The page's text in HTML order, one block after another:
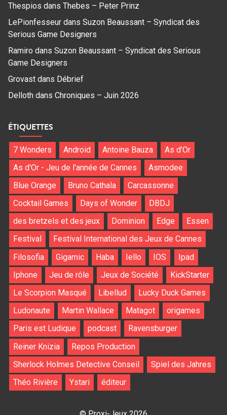
Thespios dans Thebes – Peter Prinz
LePionfesseur dans Suzon Beaussant – Syndicat des
Serious Game Designers
Ramiro dans Suzon Beaussant – Syndicat des Serious
Game Designers
Grovast dans Débrief
Delloth dans Chroniques – Juin 2026
ÉTIQUETTES
7 Wonders Android Antoine Bauza
As d'Or
As d'Or - Jeu de l'année de Cannes
Asmodee
Blue Orange
Bruno Cathala
Carcassonne
Cocktail Games
Days of Wonder
DBDJ
des bretzels et des jeux
Dominion Edge
Essen
Festival
Festival International des Jeux de Cannes
Filosofia
Gigamic Haba Iello IOS
Ipad
Iphone
Jeu de rôle Jeux de Société
KickStarter
Le Scorpion Masqué
Libellud
Lucky Duck Games
Ludonaute
Martin Wallace Matagot
origames
Paris est Ludique
podcast
Ravensburger
Reiner Knizia
Repos Production
Sherlock Holmes Detective Conseil
Spiel des Jahres
Théo Rivière
Ystari éditeur